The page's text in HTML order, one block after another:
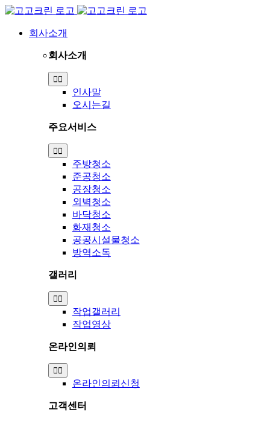
Skip
content회사소개
회사소개
Toggle
Navigation
인사말
오시는길
주요서비스
Toggle
Navigation
주방청소
준공청소
공장청소
외벽청소
바닥청소
화재청소
공공시설물청소
방역소독
갤러리
Toggle
Navigation
작업갤러리
작업영상
온라인의뢰
Toggle
Navigation
온라인의뢰신청
고객센터